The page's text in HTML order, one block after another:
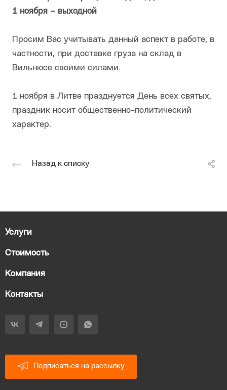
1 ноября – выходной
Просим Вас учитывать данный аспект в работе, в
частности, при доставке груза на склад в
Вильнюсе своими силами.
1 ноября в Литве празднуется День всех святых,
праздник носит общественно-политический
характер.
Назад к списку
Услуги
Стоимость
Компания
Контакты
Подписаться на рассылку